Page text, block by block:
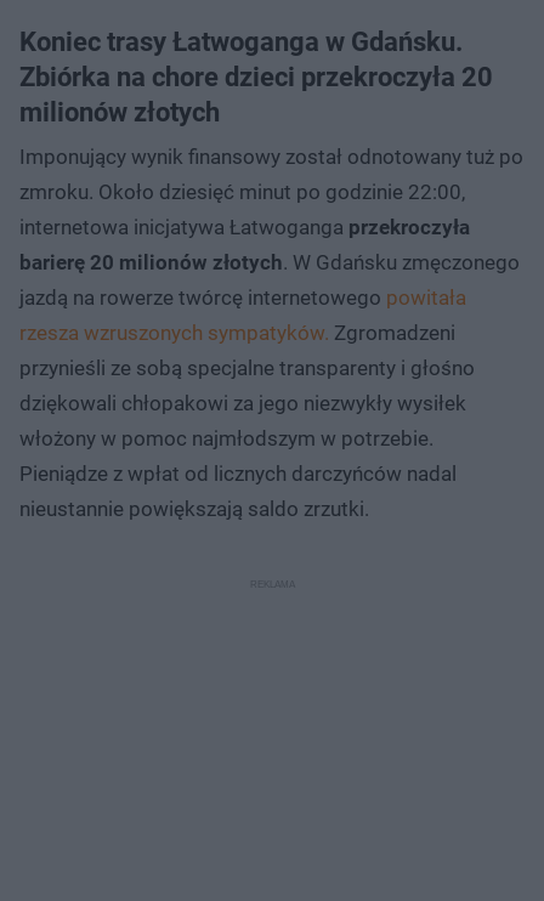
Koniec trasy Łatwoganga w Gdańsku.
Zbiórka na chore dzieci przekroczyła 20
milionów złotych
Imponujący wynik finansowy został odnotowany tuż po
zmroku. Około dziesięć minut po godzinie 22:00,
internetowa inicjatywa Łatwoganga przekroczyła
barierę 20 milionów złotych. W Gdańsku zmęczonego
jazdą na rowerze twórcę internetowego powitała
rzesza wzruszonych sympatyków. Zgromadzeni
przynieśli ze sobą specjalne transparenty i głośno
dziękowali chłopakowi za jego niezwykły wysiłek
włożony w pomoc najmłodszym w potrzebie.
Pieniądze z wpłat od licznych darczyńców nadal
nieustannie powiększają saldo zrzutki.